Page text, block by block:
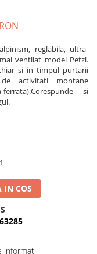
reglabila, ultra-
ventilat model Petzl.
si in timpul purtarii
activitati montane
si
1
IN COS
informatii